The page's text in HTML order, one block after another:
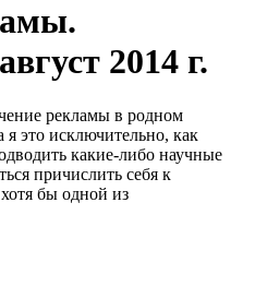
2014 г.
рекламы в родном
это исключительно, как
какие-либо научные
причислить себя к
бы одной из